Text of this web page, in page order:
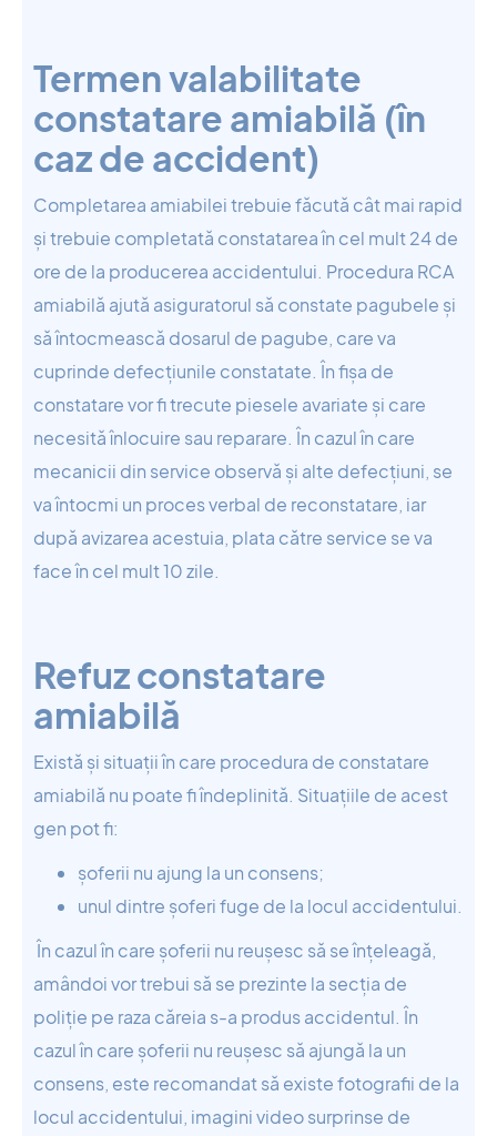
Termen valabilitate
constatare amiabilă (în
caz de accident)
Completarea amiabilei trebuie făcută cât mai rapid
și trebuie completată constatarea în cel mult 24 de
ore de la producerea accidentului. Procedura RCA
amiabilă ajută asiguratorul să constate pagubele și
să întocmească dosarul de pagube, care va
cuprinde defecțiunile constatate. În fișa de
constatare vor fi trecute piesele avariate și care
necesită înlocuire sau reparare. În cazul în care
mecanicii din service observă și alte defecțiuni, se
va întocmi un proces verbal de reconstatare, iar
după avizarea acestuia, plata către service se va
face în cel mult 10 zile.
Refuz constatare
amiabilă
Există și situații în care procedura de constatare
amiabilă nu poate fi îndeplinită. Situațiile de acest
gen pot fi:
șoferii nu ajung la un consens;
unul dintre șoferi fuge de la locul accidentului.
În cazul în care șoferii nu reușesc să se înțeleagă,
amândoi vor trebui să se prezinte la secția de
poliție pe raza căreia s-a produs accidentul. În
cazul în care șoferii nu reușesc să ajungă la un
consens, este recomandat să existe fotografii de la
locul accidentului, imagini video surprinse de